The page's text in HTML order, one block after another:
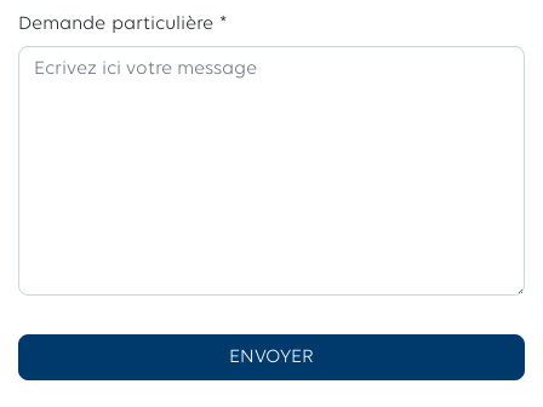
Demande particulière *
ENVOYER